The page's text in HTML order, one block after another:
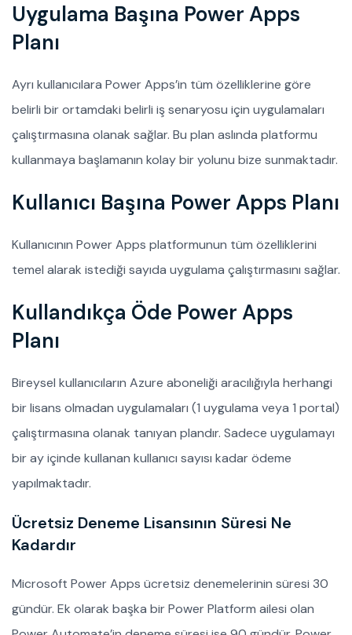
Uygulama Başına Power Apps
Planı
Ayrı kullanıcılara Power Apps’in tüm özelliklerine göre
belirli bir ortamdaki belirli iş senaryosu için uygulamaları
çalıştırmasına olanak sağlar. Bu plan aslında platformu
kullanmaya başlamanın kolay bir yolunu bize sunmaktadır.
Kullanıcı Başına Power Apps Planı
Kullanıcının Power Apps platformunun tüm özelliklerini
temel alarak istediği sayıda uygulama çalıştırmasını sağlar.
Kullandıkça Öde Power Apps
Planı
Bireysel kullanıcıların Azure aboneliği aracılığıyla herhangi
bir lisans olmadan uygulamaları (1 uygulama veya 1 portal)
çalıştırmasına olanak tanıyan plandır. Sadece uygulamayı
bir ay içinde kullanan kullanıcı sayısı kadar ödeme
yapılmaktadır.
Ücretsiz Deneme Lisansının Süresi Ne
Kadardır
Microsoft Power Apps ücretsiz denemelerinin süresi 30
gündür. Ek olarak başka bir Power Platform ailesi olan